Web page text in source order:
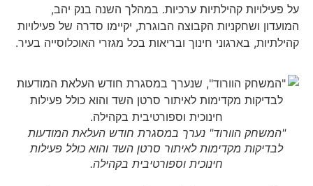
על פעילויות קהילתיות ערכיות. במהלך השנה בנק יהב,
המועדון ושחקניות הקבוצה הבוגרת, יקיימו סדרה של פעילויות
קהילתיות, בארגוני חינוך ובריאות בכל מגזרי האוכלוסייה בעיר.
"המשחק הוורוד" נערך במסגרת חודש העלאת המודעות
לבדיקות מקדימות לאיתור סרטן השד והוא כולל פעילות
חינוכית וספורטיבית בקהילה.